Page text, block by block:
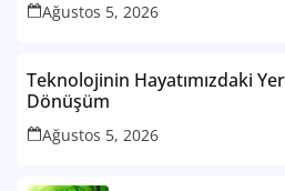
Ağustos 5, 2026
Teknolojinin Hayatımızdaki
Dönüşüm
Ağustos 5, 2026